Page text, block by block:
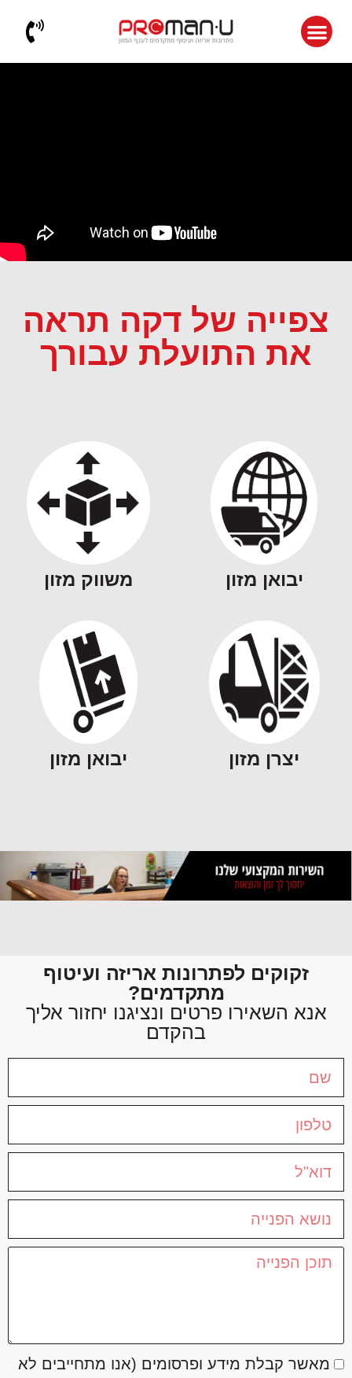
צפייה של דקה תראה
את התועלת עבורך
יבואן מזון משווק מזון
יצרן מזון יבואן מזון
זקוקים לפתרונות אריזה ועיטוף
מתקדמים?
אנא השאירו פרטים ונציגנו יחזור אליך
בהקדם
מאשר קבלת מידע ופרסומים (אנו מתחייבים לא